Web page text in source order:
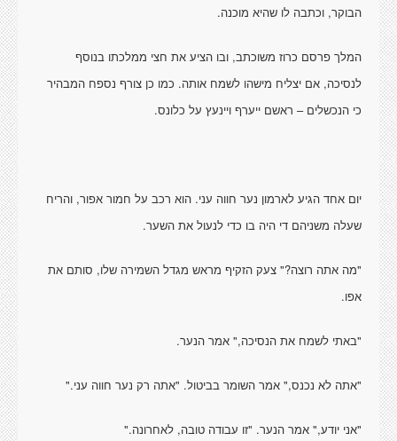
הבוקר, וכתבה לו שהיא מוכנה.
המלך פרסם כרוז משוכתב, ובו הציע את חצי ממלכתו בנוסף
לנסיכה, אם יצליח מישהו לשמח אותה. כמו כן צורף נספח המבהיר
כי הנכשלים – ראשם ייערף ויינעץ על כלונס.
יום אחד הגיע לארמון נער חווה עני. הוא רכב על חמור אפור, והריח
שעלה משניהם די היה בו כדי לנעול את השער.
"מה אתה רוצה?" צעק הזקיף מראש מגדל השמירה שלו, סותם את
אפו.
"באתי לשמח את הנסיכה," אמר הנער.
"אתה לא נכנס," אמר השומר בביטול. "אתה רק נער חווה עני."
"אני יודע," אמר הנער. "זו עבודה טובה, לאחרונה."